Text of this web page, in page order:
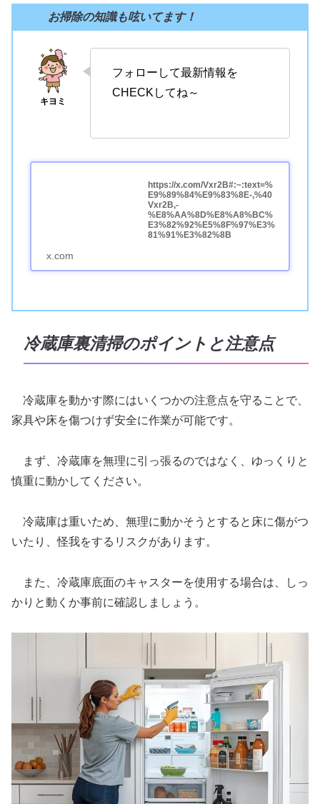
お掃除の知識も呟いてます！
フォローして最新情報を
CHECKしてね～
https://x.com/Vxr2B#:~:text=%
E9%89%84%E9%83%8E-,%40
Vxr2B,-
%E8%AA%8D%E8%A8%BC%
E3%82%92%E5%8F%97%E3%
81%91%E3%82%8B
x.com
冷蔵庫裏清掃のポイントと注意点
冷蔵庫を動かす際にはいくつかの注意点を守ることで、
家具や床を傷つけず安全に作業が可能です。
まず、冷蔵庫を無理に引っ張るのではなく、ゆっくりと
慎重に動かしてください。
冷蔵庫は重いため、無理に動かそうとすると床に傷がつ
いたり、怪我をするリスクがあります。
また、冷蔵庫底面のキャスターを使用する場合は、しっ
かりと動くか事前に確認しましょう。